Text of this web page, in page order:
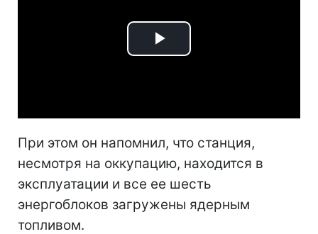
Play
При этом он напомнил, что станция,
несмотря на оккупацию, находится в
эксплуатации и все ее шесть
энергоблоков загружены ядерным
топливом.